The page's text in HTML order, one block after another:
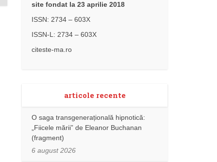
site fondat la 23 aprilie 2018
ISSN: 2734 – 603X
ISSN-L: 2734 – 603X
citeste-ma.ro
articole recente
O saga transgenerațională hipnotică:
„Fiicele mării” de Eleanor Buchanan
(fragment)
6 august 2026